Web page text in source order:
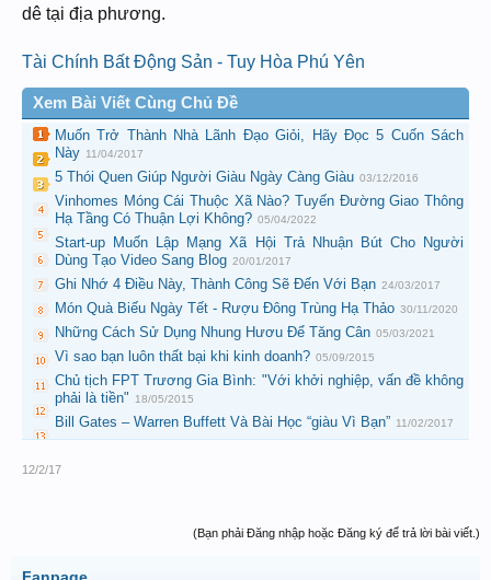
dê tại địa phương.
Tài Chính Bất Động Sản - Tuy Hòa Phú Yên
Xem Bài Viết Cùng Chủ Đề
Muốn Trở Thành Nhà Lãnh Đạo Giỏi, Hãy Đọc 5 Cuốn Sách
Này 11/04/2017
5 Thói Quen Giúp Người Giàu Ngày Càng Giàu 03/12/2016
Vinhomes Móng Cái Thuộc Xã Nào? Tuyến Đường Giao Thông
Hạ Tầng Có Thuận Lợi Không? 05/04/2022
Start-up Muốn Lập Mạng Xã Hội Trả Nhuận Bút Cho Người
Dùng Tạo Video Sang Blog 20/01/2017
Ghi Nhớ 4 Điều Này, Thành Công Sẽ Đến Với Bạn 24/03/2017
Món Quà Biếu Ngày Tết - Rượu Đông Trùng Hạ Thảo 30/11/2020
Những Cách Sử Dụng Nhung Hươu Để Tăng Cân 05/03/2021
Vì sao bạn luôn thất bại khi kinh doanh? 05/09/2015
Chủ tịch FPT Trương Gia Bình: "Với khởi nghiệp, vấn đề không
phải là tiền"
18/05/2015
Bill Gates – Warren Buffett Và Bài Học “giàu Vì Bạn” 11/02/2017
12/2/17
(Bạn phải Đăng nhập hoặc Đăng ký để trả lời bài viết.)